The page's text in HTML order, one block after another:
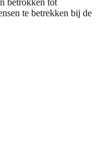
betrokken tot
te betrekken bij de